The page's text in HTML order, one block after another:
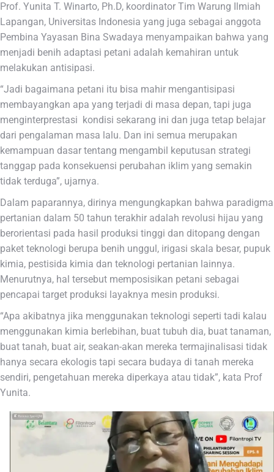
Prof. Yunita T. Winarto, Ph.D, koordinator Tim Warung Ilmiah
Lapangan, Universitas Indonesia yang juga sebagai anggota
Pembina Yayasan Bina Swadaya menyampaikan bahwa yang
menjadi benih adaptasi petani adalah kemahiran untuk
melakukan antisipasi.
“Jadi bagaimana petani itu bisa mahir mengantisipasi
membayangkan apa yang terjadi di masa depan, tapi juga
menginterprestasi kondisi sekarang ini dan juga tetap belajar
dari pengalaman masa lalu. Dan ini semua merupakan
kemampuan dasar tentang mengambil keputusan strategi
tanggap pada konsekuensi perubahan iklim yang semakin
tidak terduga”, ujarnya.
Dalam paparannya, dirinya mengungkapkan bahwa paradigma
pertanian dalam 50 tahun terakhir adalah revolusi hijau yang
berorientasi pada hasil produksi tinggi dan ditopang dengan
paket teknologi berupa benih unggul, irigasi skala besar, pupuk
kimia, pestisida kimia dan teknologi pertanian lainnya.
Menurutnya, hal tersebut memposisikan petani sebagai
pencapai target produksi layaknya mesin produksi.
“Apa akibatnya jika menggunakan teknologi seperti tadi kalau
menggunakan kimia berlebihan, buat tubuh dia, buat tanaman,
buat tanah, buat air, seakan-akan mereka termajinalisasi tidak
hanya secara ekologis tapi secara budaya di tanah mereka
sendiri, pengetahuan mereka diperkaya atau tidak”, kata Prof
Yunita.